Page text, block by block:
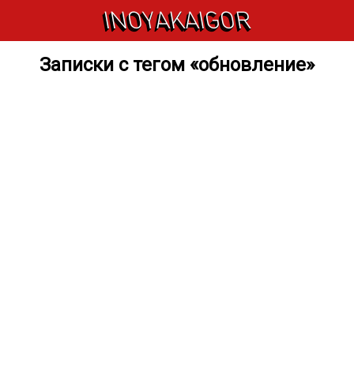
INOYAKAIGOR
Записки с тегом «обновление»